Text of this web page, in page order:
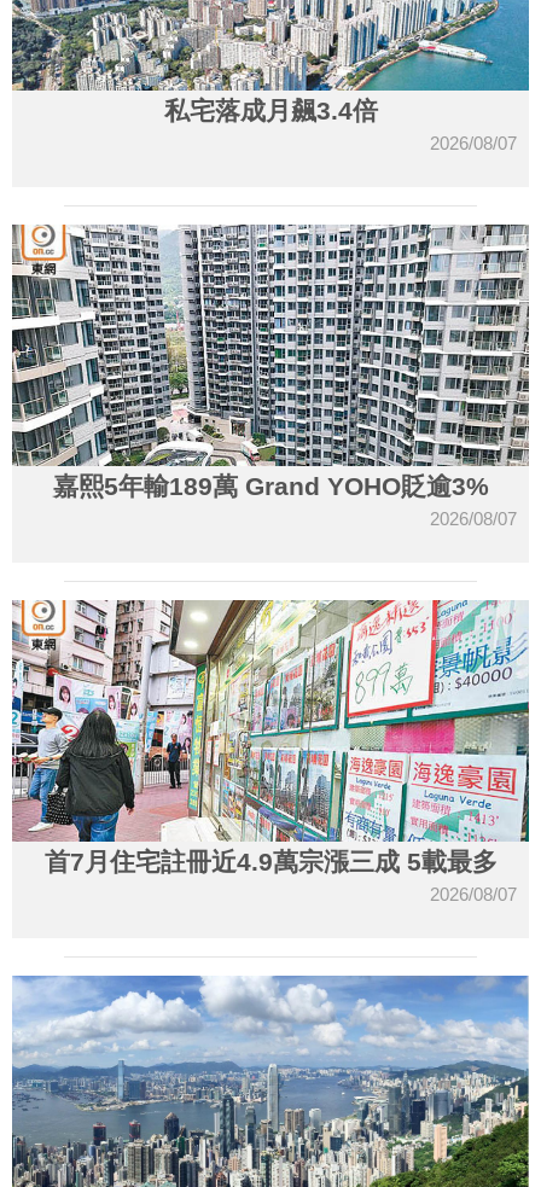
私宅落成月飆3.4倍
2026/08/07
嘉熙5年輸189萬 Grand YOHO貶逾3%
2026/08/07
首7月住宅註冊近4.9萬宗漲三成 5載最多
2026/08/07